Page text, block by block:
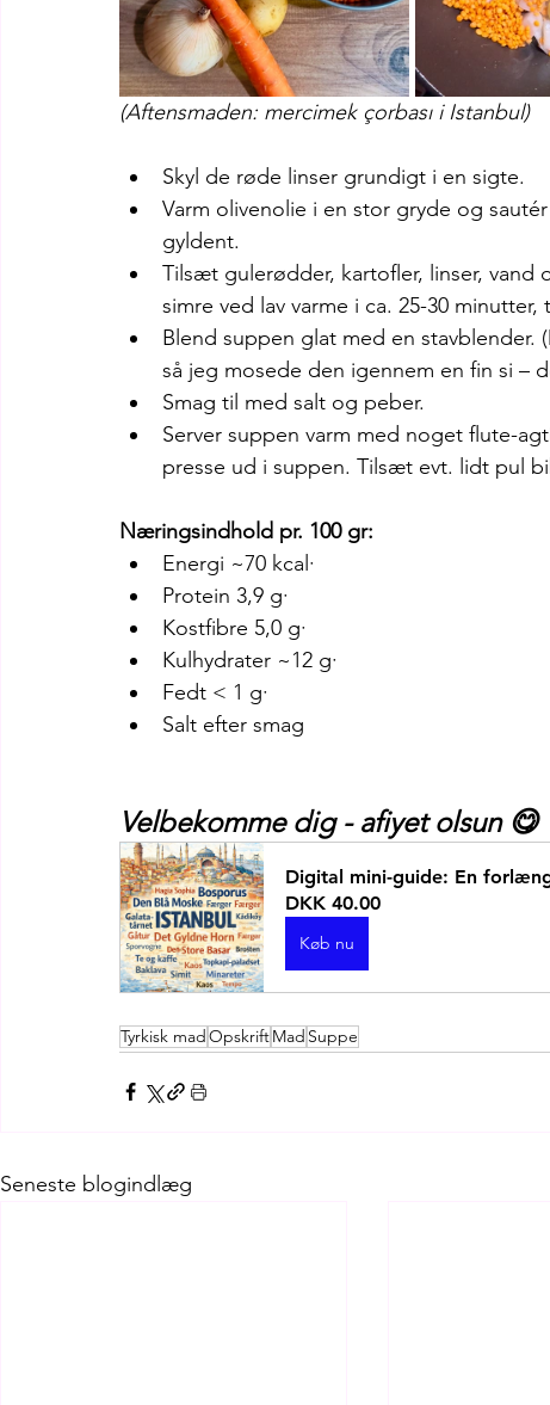
(Aftensmaden: mercimek çorbası i Istanbul)
Skyl de røde linser grundigt i en sigte.
Varm olivenolie i en stor gryde og
gyldent.
Tilsæt gulerødder, kartofler, linser,
simre ved lav varme i ca. 25-30
Blend suppen glat med en stavblender.
så jeg mosede den igennem en fin si –
Smag til med salt og peber.
Server suppen varm med noget flute-
presse ud i suppen. Tilsæt evt. lidt pul
Næringsindhold pr. 100 gr:
Energi ~70 kcal·
Protein 3,9 g·
Kostfibre 5,0 g·
Kulhydrater ~12 g·
Fedt < 1 g·
Salt efter smag
Velbekomme dig - afiyet olsun 😋
Digital mini-guide: En
DKK 40.00
Køb nu
Tyrkisk madOpskriftMad Suppe
Seneste blogindlæg